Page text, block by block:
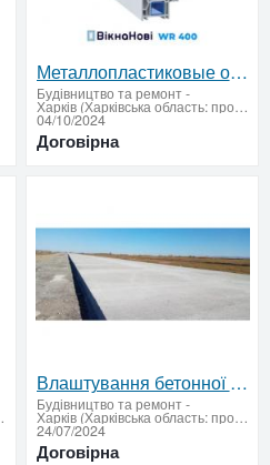
Металлопластиковые окна от завода! Скидка 40% Программа єВідновлення!!
Будівництво та ремонт-
Харків (Харківська область: продати купити)
04/10/2024
Договірна
купити)
Влаштування бетонної дороги
Будівництво та ремонт-
Харків (Харківська область: продати купити)
24/07/2024
Договірна